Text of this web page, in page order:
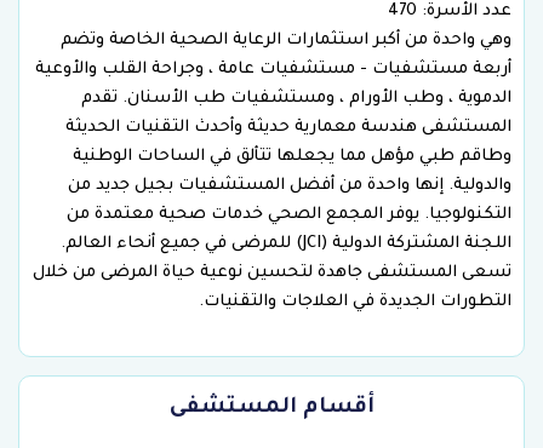
عدد الأسرة: 470
وهي واحدة من أكبر استثمارات الرعاية الصحية الخاصة وتضم
أربعة مستشفيات - مستشفيات عامة ، وجراحة القلب والأوعية
الدموية ، وطب الأورام ، ومستشفيات طب الأسنان. تقدم
المستشفى هندسة معمارية حديثة وأحدث التقنيات الحديثة
وطاقم طبي مؤهل مما يجعلها تتألق في الساحات الوطنية
والدولية. إنها واحدة من أفضل المستشفيات بجيل جديد من
التكنولوجيا. يوفر المجمع الصحي خدمات صحية معتمدة من
اللجنة المشتركة الدولية (JCI) للمرضى في جميع أنحاء العالم.
تسعى المستشفى جاهدة لتحسين نوعية حياة المرضى من خلال
التطورات الجديدة في العلاجات والتقنيات.
أقسام المستشفى